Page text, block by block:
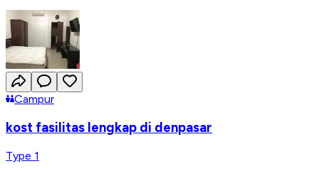
Campur
kost fasilitas lengkap di denpasar
Type 1